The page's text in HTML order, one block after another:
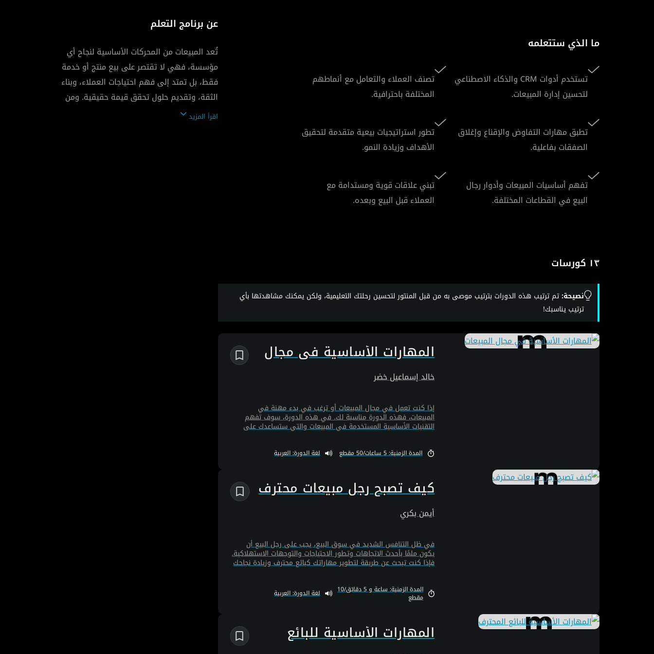
ما الذي ستتعلمه
تستخدم أدوات CRM والذكاء الاصطناعي
لتحسين إدارة المبيعات.
تصنف العملاء والتعامل مع أنماطهم
المختلفة باحترافية.
تطبق مهارات التفاوض والإقناع وإغلاق
الصفقات بفاعلية.
تطور استراتيجيات بيعية متقدمة لتحقيق
الأهداف وزيادة النمو.
تفهم أساسيات المبيعات وأدوار رجال
البيع في القطاعات المختلفة.
تبني علاقات قوية ومستدامة مع
العملاء قبل البيع وبعده.
١٣ كورسات
نصيحة:تم ترتيب هذه الدورات بترتيب موصى به من قبل المنتور لتحسين رحلتك التعليمية، ولكن يمكنك مشاهدتها بأي
ترتيب يناسبك!
المهارات الأساسية في مجال
المبيعات
خالد إسماعيل خضر
إذا كنت تعمل في مجال المبيعات أو ترغب في بدء مهنة في
المبيعات، فهذه الدورة مناسبة لك. في هذه الدورة، سوف تفهم
التقنيات الأساسية المستخدمة في المبيعات والتي ستساعدك على
تحديد نقاط قوتك وقدراتك. سوف تتعلم كل شيء عن المبيعات
هذه الدورة وتعلم كيف تصبح ناجحًا في العمل في مجال المبيعات.
المدة الزمنية: 5 ساعات/50 مقطع لغة الدورة: العربية
كيف تصبح رجل مبيعات محترف
أيمن بكري
في ظل التنافس الشديد في سوق البيع، يجب على رجل البيع أن
يكون ملمًا بأحدث الاتجاهات وتطور الاحتياجات والتوجهات الاستهلاكية.
فإذا كنت تبحث عن طريقة لتطوير مهاراتك كبائع محترف وزيادة نجاحك
في مجال المبيعات، فإن هذه الدورة هي المكان المناسب لك. حيث
والمهارات التي يحتاجها ليكون ناجحًا في هذا المجال. كما سنتعلم
أيضًا أساسيات التفاوض البيعي، وكيفية التعامل مع العملاء وتحقيق
المدة الزمنية: ساعة و 5 دقائق/10
مقطع لغة الدورة: العربية
المهارات الأساسية للبائع
المحترف
عن برنامج التعلم
تُعد المبيعات من المحركات الأساسية لنجاح أي
مؤسسة، فهي لا تقتصر على بيع منتج أو خدمة
فقط، بل تمتد إلى فهم احتياجات العملاء، وبناء
الثقة، وتقديم حلول تحقق قيمة حقيقية. ومن
هنا يأتي هذا البرنامج ليقدّم رحلة تعليمية
اقرأ المزيد